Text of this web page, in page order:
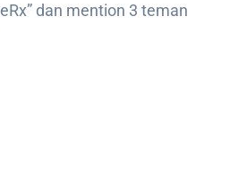
dan mention 3 teman